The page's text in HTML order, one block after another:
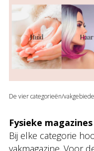
De vier categorieën/
Fysieke magazines
Bij elke categorie
vakmagazine. Voor